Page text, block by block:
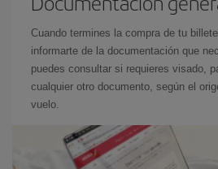
Cuando termines la compra de tu
informarte de la documentación que
puedes consultar si requieres visado,
cualquier otro documento, según el
vuelo.